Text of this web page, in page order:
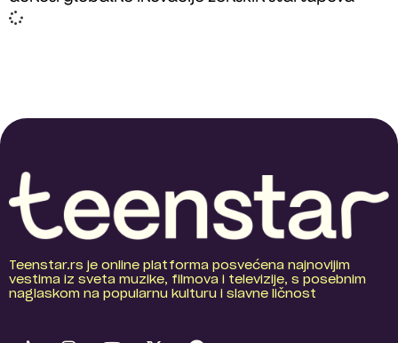
Teenstar.rs je online platforma posvećena najnovijim
vestima iz sveta muzike, filmova i televizije, s posebnim
naglaskom na popularnu kulturu i slavne ličnost